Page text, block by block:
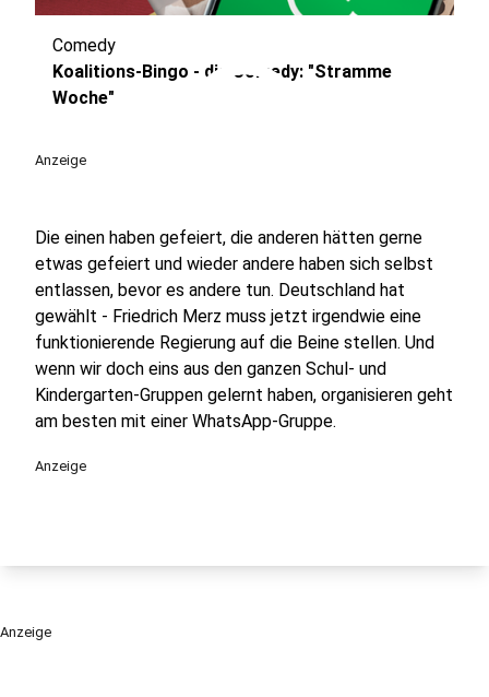
play_circle
Comedy
Koalitions-Bingo - die Comedy: "Stramme
Woche"
Anzeige
Die einen haben gefeiert, die anderen hätten gerne
etwas gefeiert und wieder andere haben sich selbst
entlassen, bevor es andere tun. Deutschland hat
gewählt - Friedrich Merz muss jetzt irgendwie eine
funktionierende Regierung auf die Beine stellen. Und
wenn wir doch eins aus den ganzen Schul- und
Kindergarten-Gruppen gelernt haben, organisieren geht
am besten mit einer WhatsApp-Gruppe.
Anzeige
Anzeige